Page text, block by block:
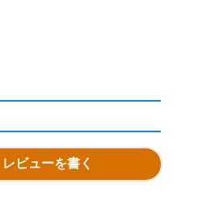
レビューを書く